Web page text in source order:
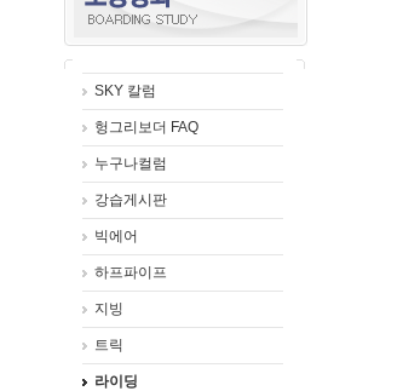
SKY 칼럼
헝그리보더 FAQ
누구나컬럼
강습게시판
빅에어
하프파이프
지빙
트릭
라이딩